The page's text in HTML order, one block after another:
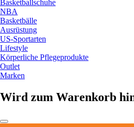
Basketballschuhe
NBA
Basketbälle
Ausrüstung
US-Sportarten
Lifestyle
Körperliche Pflegeprodukte
Outlet
Marken
Wird zum Warenkorb